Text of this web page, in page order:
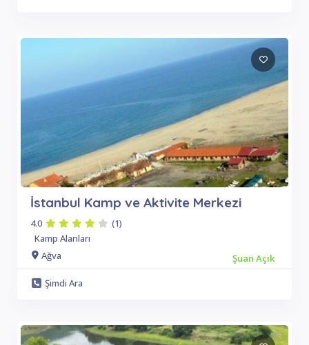
İstanbul Kamp ve Aktivite Merkezi
4.0
(1)
Kamp Alanları
Ağva
Şuan Açık
Şimdi Ara